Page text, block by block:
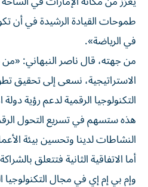
طموحات القيادة الرشيدة في أن
في الرياضة».
من جهته، قال ناصر النبهاني:
الاستراتيجية، نسعى إلى
التكنولوجيا الرقمية لدعم رؤية
هذه ستسهم في تسريع التحول
النشاطات لدينا وتحسين بيئة
أما الاتفاقية الثانية فتتعلق
وإم بي إم إي في مجال